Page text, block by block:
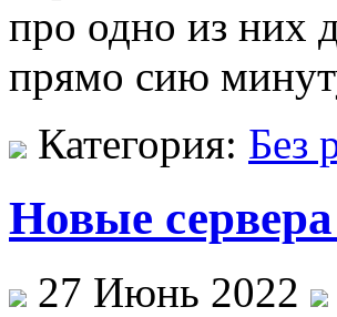
про одно из них
прямо сию
Категория: Без
Новые
27 Июнь 2022